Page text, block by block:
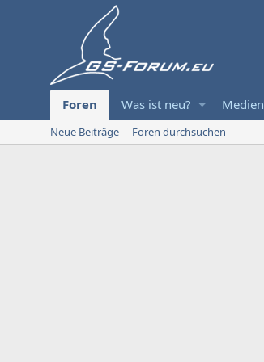
Foren Was ist neu? Medien
Neue Beiträge Foren durchsuchen